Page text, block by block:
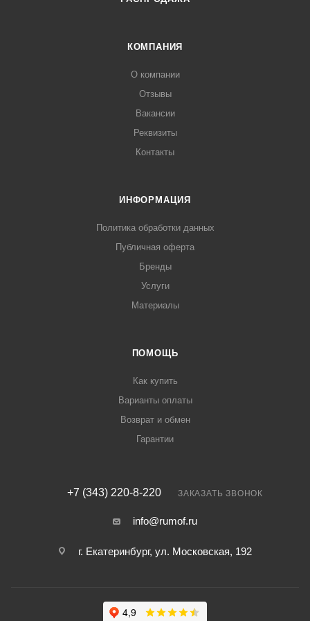
КОМПАНИЯ
О компании
Отзывы
Вакансии
Реквизиты
Контакты
ИНФОРМАЦИЯ
Политика обработки данных
Публичная оферта
Бренды
Услуги
Материалы
ПОМОЩЬ
Как купить
Варианты оплаты
Возврат и обмен
Гарантии
+7 (343) 220-8-220 ЗАКАЗАТЬ ЗВОНОК
info@rumof.ru
г. Екатеринбург, ул. Московская, 192